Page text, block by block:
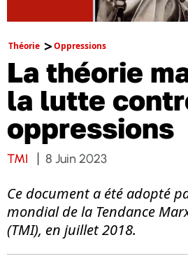
Théorie Oppressions
La théorie
la lutte
oppressions
TMI 8 Juin 2023
Ce document a été adopté
mondial de la Tendance
(TMI), en juillet 2018.